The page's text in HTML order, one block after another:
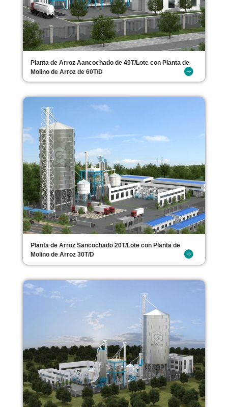
Planta de Arroz Aancochado de 40T/Lote con Planta de
Molino de Arroz de 60T/D
Planta de Arroz Sancochado 20T/Lote con Planta de
Molino de Arroz 30T/D